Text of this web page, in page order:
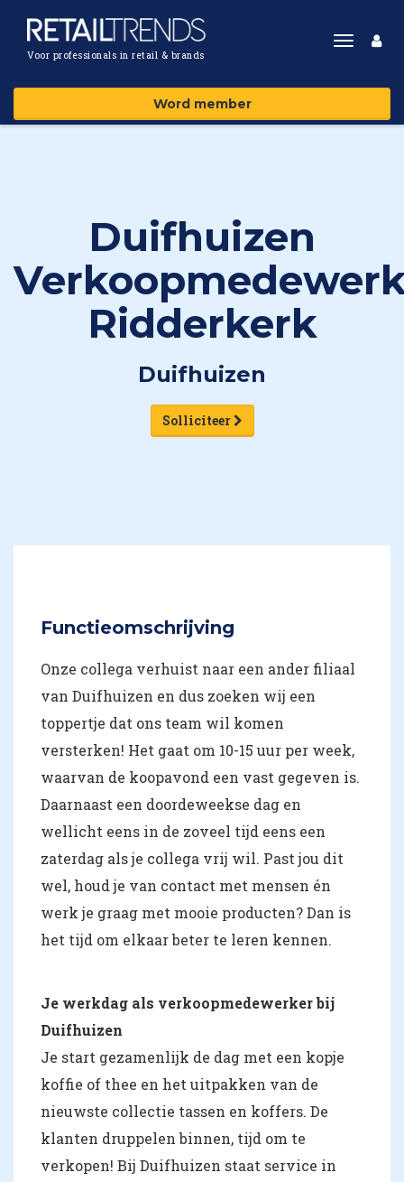
Voor professionals in retail & brands
Toggle
Word member
Duifhuizen
Ridderkerk
Duifhuizen
Solliciteer
Functieomschrijving
Onze collega verhuist naar een ander filiaal
van Duifhuizen en dus zoeken wij een
toppertje dat ons team wil komen
versterken! Het gaat om 10-15 uur per week,
waarvan de koopavond een vast gegeven is.
Daarnaast een doordeweekse dag en
wellicht eens in de zoveel tijd eens een
zaterdag als je collega vrij wil. Past jou dit
wel, houd je van contact met mensen én
werk je graag met mooie producten? Dan is
het tijd om elkaar beter te leren kennen.
Je werkdag als verkoopmedewerker bij
Duifhuizen
Je start gezamenlijk de dag met een kopje
koffie of thee en het uitpakken van de
nieuwste collectie tassen en koffers. De
klanten druppelen binnen, tijd om te
verkopen! Bij Duifhuizen staat service in